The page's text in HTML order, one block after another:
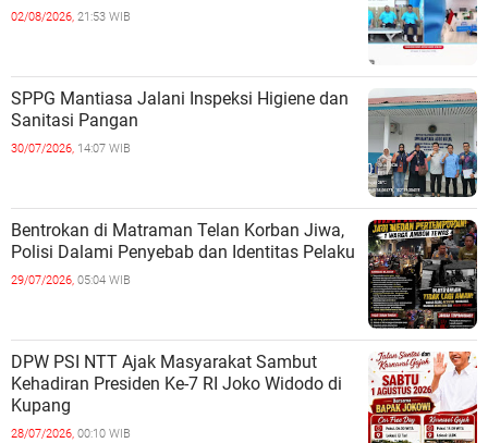
02/08/2026, 21:53 WIB
SPPG Mantiasa Jalani Inspeksi Higiene dan
Sanitasi Pangan
30/07/2026, 14:07 WIB
Bentrokan di Matraman Telan Korban Jiwa,
Polisi Dalami Penyebab dan Identitas Pelaku
29/07/2026, 05:04 WIB
DPW PSI NTT Ajak Masyarakat Sambut
Kehadiran Presiden Ke-7 RI Joko Widodo di
Kupang
28/07/2026, 00:10 WIB